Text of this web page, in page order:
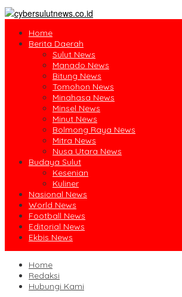
Home
Berita Daerah
Sulut News
Manado News
Bitung News
Tomohon News
Minahasa News
Minsel News
Minut News
Bolmong Raya News
Mitra News
Nusa Utara News
Budaya Sulut
Kesenian
Kuliner
Nasional News
World News
Football News
Editorial News
Ekbis News
Home
Redaksi
Hubungi Kami